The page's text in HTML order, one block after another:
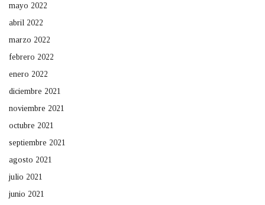
mayo 2022
abril 2022
marzo 2022
febrero 2022
enero 2022
diciembre 2021
noviembre 2021
octubre 2021
septiembre 2021
agosto 2021
julio 2021
junio 2021